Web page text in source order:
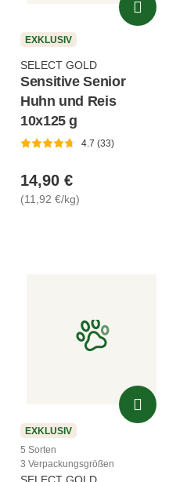
EXKLUSIV
SELECT GOLD
Sensitive Senior
Huhn und Reis
10x125 g
4.7 (33)
14,90 €
(11,92 €/kg)
EXKLUSIV
5 Sorten
3 Verpackungsgrößen
SELECT GOLD